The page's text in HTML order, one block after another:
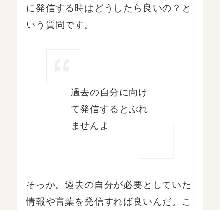
に発信する時はどうしたら良いの？と
いう質問です。
過去の自分に向け
て発信するとぶれ
ませんよ
そっか。過去の自分が必要としていた
情報や言葉を発信すれば良いんだ。こ